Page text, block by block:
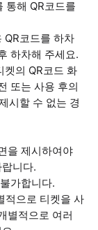
통해 QR코드를
QR코드를 하차
하차해 주세요.
켓의 QR코드 화
또는 사용 후의
시할 수 없는 경
을 제시하여야
니다.
가합니다.
적으로 티켓을 사
별적으로 여러